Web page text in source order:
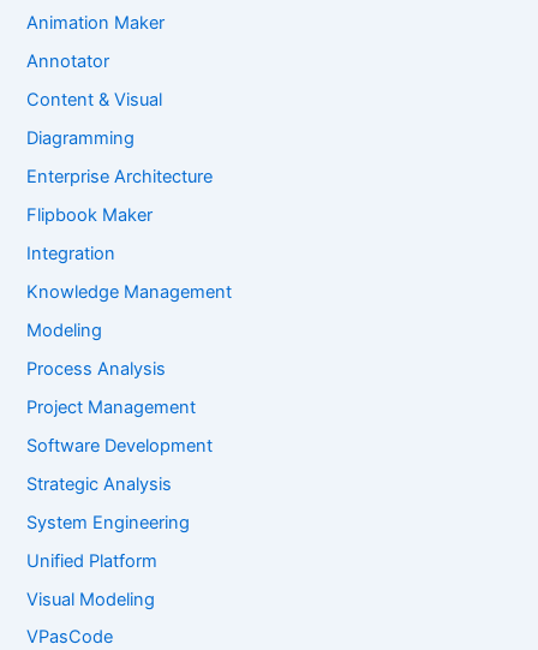
Animation Maker
Annotator
Content & Visual
Diagramming
Enterprise Architecture
Flipbook Maker
Integration
Knowledge Management
Modeling
Process Analysis
Project Management
Software Development
Strategic Analysis
System Engineering
Unified Platform
Visual Modeling
VPasCode